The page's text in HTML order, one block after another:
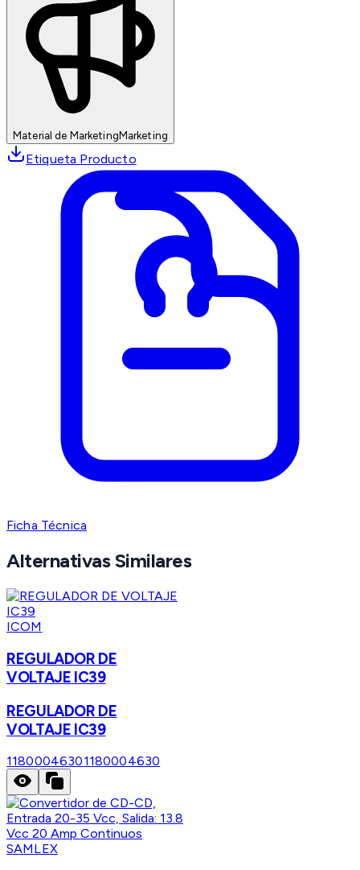
Material de MarketingMarketing
Etiqueta Producto
Ficha Técnica
Alternativas Similares
ICOM
REGULADOR DE
VOLTAJE IC39
REGULADOR DE
VOLTAJE IC39
11800046301180004630
SAMLEX